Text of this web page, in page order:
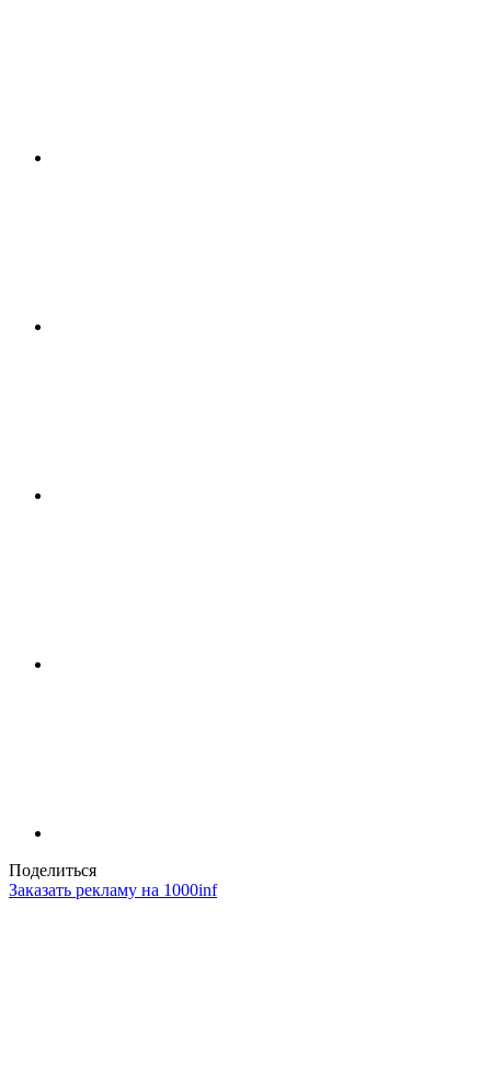
Поделиться
Заказать рекламу на 1000inf